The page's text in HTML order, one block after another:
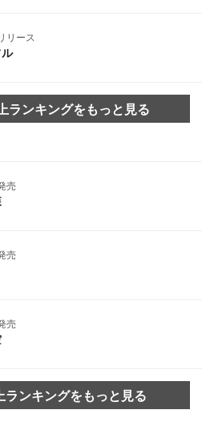
リース
ランキングをもっと見る
売
売
売
ンキングをもっと見る